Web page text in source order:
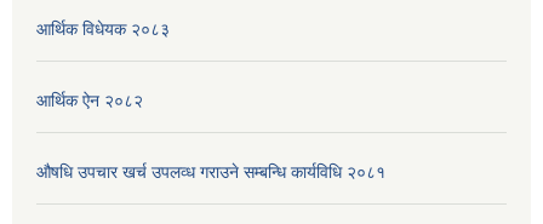
आर्थिक विधेयक २०८३
आर्थिक ऐन २०८२
औषधि उपचार खर्च उपलव्ध गराउने सम्बन्धि कार्यविधि २०८१